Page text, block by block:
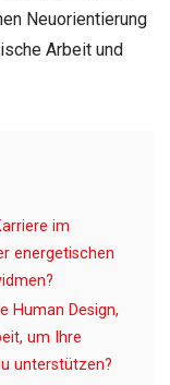
Neuorientierung
Arbeit und
im
energetischen
Human Design,
um Ihre
unterstützen?